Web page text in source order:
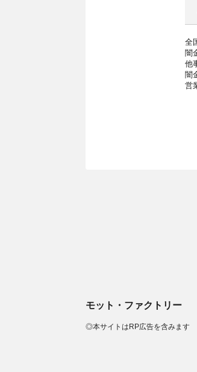
全
闇
他
闇
営
モット・ファクトリー
◎本サイトはRP広告を含みま